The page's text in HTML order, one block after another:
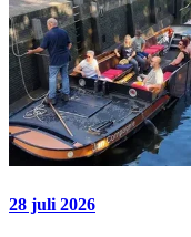
28 juli 2026